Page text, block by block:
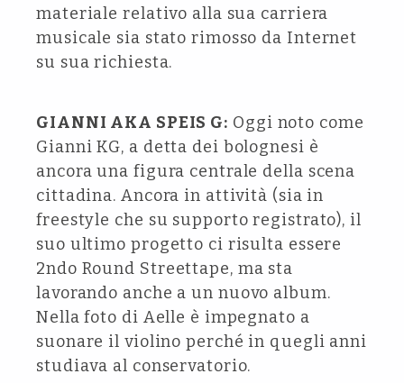
materiale relativo alla sua carriera
musicale sia stato rimosso da Internet
su sua richiesta.
GIANNI AKA SPEIS G: Oggi noto come
Gianni KG, a detta dei bolognesi è
ancora una figura centrale della scena
cittadina. Ancora in attività (sia in
freestyle che su supporto registrato), il
suo ultimo progetto ci risulta essere
2ndo Round Streettape, ma sta
lavorando anche a un nuovo album.
Nella foto di Aelle è impegnato a
suonare il violino perché in quegli anni
studiava al conservatorio.